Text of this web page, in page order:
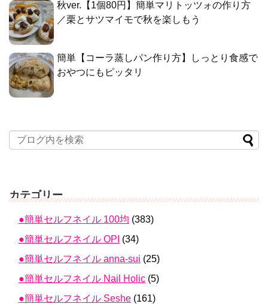
秋ver.【1個80円】簡単マリトッツォの作り方
／栗とサツマイモで秋を楽しもう
簡単【コーラ蒸しパン作り方】しっとり食感で
おやつにもピッタリ
カテゴリー
●簡単セルフネイル 100均 (383)
●簡単セルフネイル OPI (34)
●簡単セルフネイル anna-sui (25)
●簡単セルフネイル Nail Holic (5)
●簡単セルフネイル Seshe (161)